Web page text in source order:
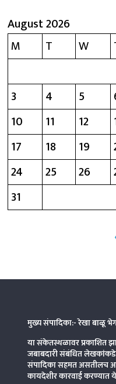
August 2026
M
T W
3
4 5
10
11 12
17
18 19
24
25 26
31
मुख्य संपादिका:- रेखा बाळू
या संकेतस्थळावर प्रकाशित
जबाबदारी संबंधित
संपादिकासहमत असतीलच
कायदेशीर कारवाई करण्यात